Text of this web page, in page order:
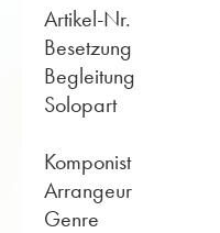
Artikel-Nr.
Besetzung
Begleitung
Solopart
Komponist
Arrangeur
Genre